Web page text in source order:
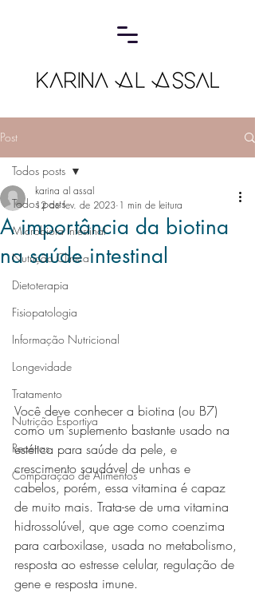
Post
Todos posts
Microbiota Intestinal
Nutrição Clínica
Dietoterapia
Fisiopatologia
Informação Nutricional
Longevidade
Tratamento
Nutrição Esportiva
Receitas
Comparação de Alimentos
Todos posts
A importância da biotina
na saúde intestinal
karina al assal
12 de fev. de 2023 1 min de leitura
Você deve conhecer a biotina (ou B7)
como um suplemento bastante usado na
estética para saúde da pele, e
crescimento saudável de unhas e
cabelos, porém, essa vitamina é capaz
de muito mais. Trata-se de uma vitamina
hidrossolúvel, que age como coenzima
para carboxilase, usada no metabolismo,
resposta ao estresse celular, regulação de
gene e resposta imune.